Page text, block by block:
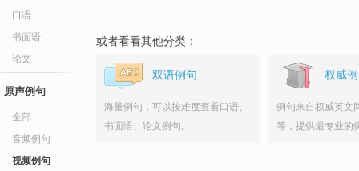
口语
书面语
论文
原声例句
全部
音频例句
视频例句
或者看看其他分类：
双语例句
海量例句，可以按难度查看口语、
书面语、论文例句。
权威
例句来自权威英文
等，提供最专业的